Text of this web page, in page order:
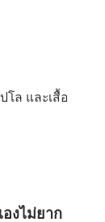
โล และเสื้อ
งไม่ยาก